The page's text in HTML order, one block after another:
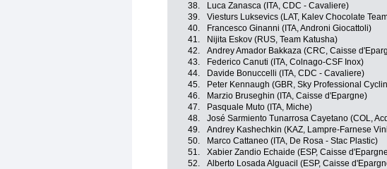
38.
Luca Zanasca (ITA, CDC - Cavaliere)
39.
Viesturs Luksevics (LAT, Kalev Chocolate
40.
Francesco Ginanni (ITA, Androni Giocattoli)
41.
Nijita Eskov (RUS, Team Katusha)
42.
Andrey Amador Bakkaza (CRC, Caisse
43.
Federico Canuti (ITA, Colnago-CSF Inox)
44.
Davide Bonuccelli (ITA, CDC - Cavaliere)
45.
Peter Kennaugh (GBR, Sky Professional
46.
Marzio Bruseghin (ITA, Caisse d'Epargne)
47.
Pasquale Muto (ITA, Miche)
48.
José Sarmiento Tunarrosa Cayetano (COL,
49.
Andrey Kashechkin (KAZ, Lampre-Farnese
50.
Marco Cattaneo (ITA, De Rosa - Stac Plastic)
51.
Xabier Zandio Echaide (ESP, Caisse
52.
Alberto Losada Alguacil (ESP, Caisse